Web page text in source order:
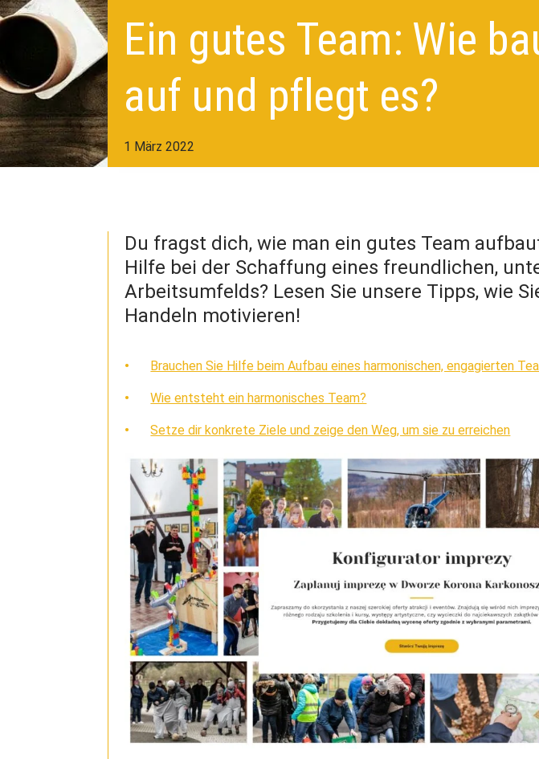
Ein gutes Team: Wie
auf und pflegt es?
1 März 2022
Du fragst dich, wie man ein gutes Team
Hilfe bei der Schaffung eines freundlichen,
Arbeitsumfelds? Lesen Sie unsere Tipps, wie
Handeln motivieren!
Brauchen Sie Hilfe beim Aufbau eines harmonischen, engagierten
Wie entsteht ein harmonisches Team?
Setze dir konkrete Ziele und zeige den Weg, um sie zu erreichen